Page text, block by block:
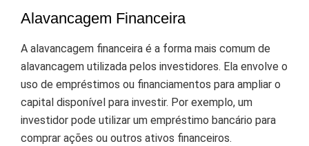
Alavancagem Financeira
A alavancagem financeira é a forma mais comum de
alavancagem utilizada pelos investidores. Ela envolve o
uso de empréstimos ou financiamentos para ampliar o
capital disponível para investir. Por exemplo, um
investidor pode utilizar um empréstimo bancário para
comprar ações ou outros ativos financeiros.